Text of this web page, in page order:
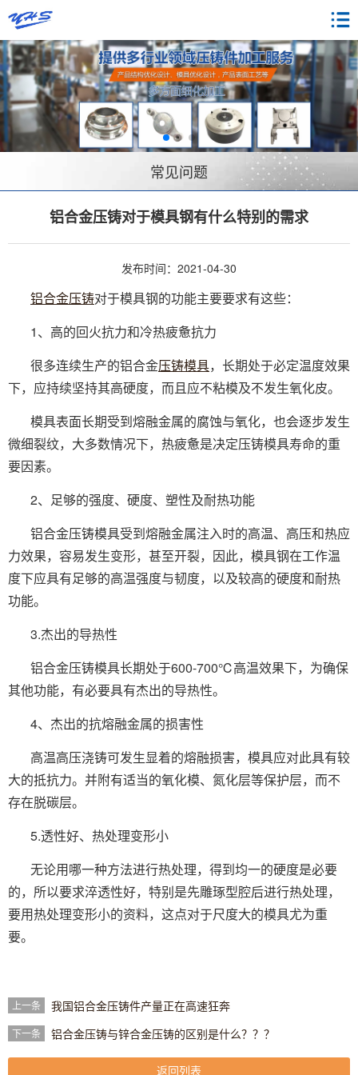
常见问题
铝合金压铸对于模具钢有什么特别的需求
发布时间：2021-04-30
铝合金压铸对于模具钢的功能主要要求有这些：
1、高的回火抗力和冷热疲惫抗力
很多连续生产的铝合金压铸模具，长期处于必定温度效果
下，应持续坚持其高硬度，而且应不粘模及不发生氧化皮。
模具表面长期受到熔融金属的腐蚀与氧化，也会逐步发生
微细裂纹，大多数情况下，热疲惫是决定压铸模具寿命的重
要因素。
2、足够的强度、硬度、塑性及耐热功能
铝合金压铸模具受到熔融金属注入时的高温、高压和热应
力效果，容易发生变形，甚至开裂，因此，模具钢在工作温
度下应具有足够的高温强度与韧度，以及较高的硬度和耐热
功能。
3.杰出的导热性
铝合金压铸模具长期处于600-700℃高温效果下，为确保
其他功能，有必要具有杰出的导热性。
4、杰出的抗熔融金属的损害性
高温高压浇铸可发生显着的熔融损害，模具应对此具有较
大的抵抗力。并附有适当的氧化模、氮化层等保护层，而不
存在脱碳层。
5.透性好、热处理变形小
无论用哪一种方法进行热处理，得到均一的硬度是必要
的，所以要求淬透性好，特别是先雕琢型腔后进行热处理，
要用热处理变形小的资料，这点对于尺度大的模具尤为重
要。
上一条 我国铝合金压铸件产量正在高速狂奔
下一条 铝合金压铸与锌合金压铸的区别是什么？？？
返回列表